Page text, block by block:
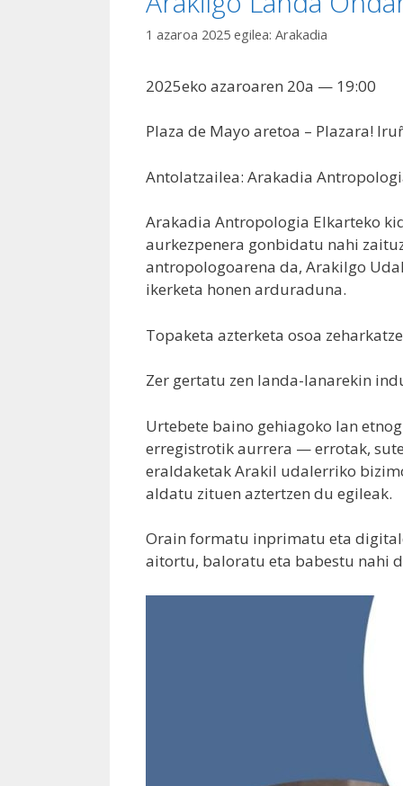
1 azaroa 2025 egilea: Arakadia
2025eko azaroaren 20a — 19:00
Plaza de Mayo aretoa – Plazara!
Antolatzailea: Arakadia
Arakadia Antropologia Elkarteko
aurkezpenera gonbidatu nahi
antropologoarena da, Arakilgo
ikerketa honen arduraduna.
Topaketa azterketa osoa
Zer gertatu zen landa-lanarekin
Urtebete baino gehiagoko lan
erregistrotik aurrera — errotak,
eraldaketak Arakil udalerriko
aldatu zituen aztertzen du egileak.
Orain formatu inprimatu eta
aitortu, baloratu eta babestu nahi